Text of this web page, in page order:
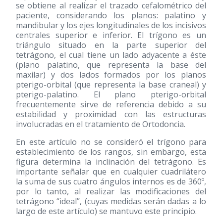
se obtiene al realizar el trazado cefalométrico del
paciente, considerando los planos: palatino y
mandibular y los ejes longitudinales de los incisivos
centrales superior e inferior. El trígono es un
triángulo situado en la parte superior del
tetrágono, el cual tiene un lado adyacente a éste
(plano palatino, que representa la base del
maxilar) y dos lados formados por los planos
pterigo-orbital (que representa la base craneal) y
pterigo-palatino. El plano pterigo-orbital
frecuentemente sirve de referencia debido a su
estabilidad y proximidad con las estructuras
involucradas en el tratamiento de Ortodoncia.
En este artículo no se consideró el trígono para
establecimiento de los rangos, sin embargo, esta
figura determina la inclinación del tetrágono. Es
importante señalar que en cualquier cuadrilátero
la suma de sus cuatro ángulos internos es de 360º,
por lo tanto, al realizar las modificaciones del
tetrágono “ideal”, (cuyas medidas serán dadas a lo
largo de este artículo) se mantuvo este principio.